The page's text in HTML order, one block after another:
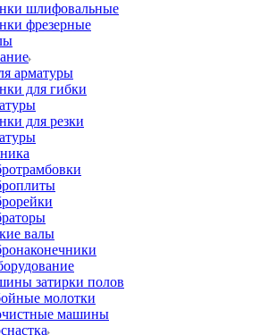
шлифовальные
фрезерные
арматуры
для гибки
для резки
валы
затирки полов
молотки
машины